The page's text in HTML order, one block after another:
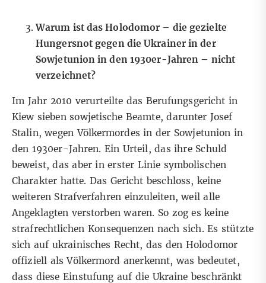
Warum ist das Holodomor – die gezielte
Hungersnot gegen die Ukrainer in der
Sowjetunion in den 1930er-Jahren – nicht
verzeichnet?
Im Jahr 2010 verurteilte das Berufungsgericht in
Kiew sieben sowjetische Beamte, darunter Josef
Stalin, wegen Völkermordes in der Sowjetunion in
den 1930er-Jahren. Ein Urteil, das ihre Schuld
beweist, das aber in erster Linie symbolischen
Charakter hatte. Das Gericht beschloss, keine
weiteren Strafverfahren einzuleiten, weil alle
Angeklagten verstorben waren. So zog es keine
strafrechtlichen Konsequenzen nach sich. Es stützte
sich auf ukrainisches Recht, das den Holodomor
offiziell als Völkermord anerkennt, was bedeutet,
dass dieseEinstufung auf die Ukraine beschränkt